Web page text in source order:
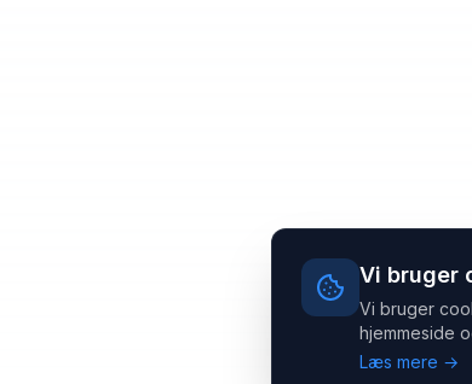
Vi bruger
Vi bruger
hjemmeside
Læs mere →